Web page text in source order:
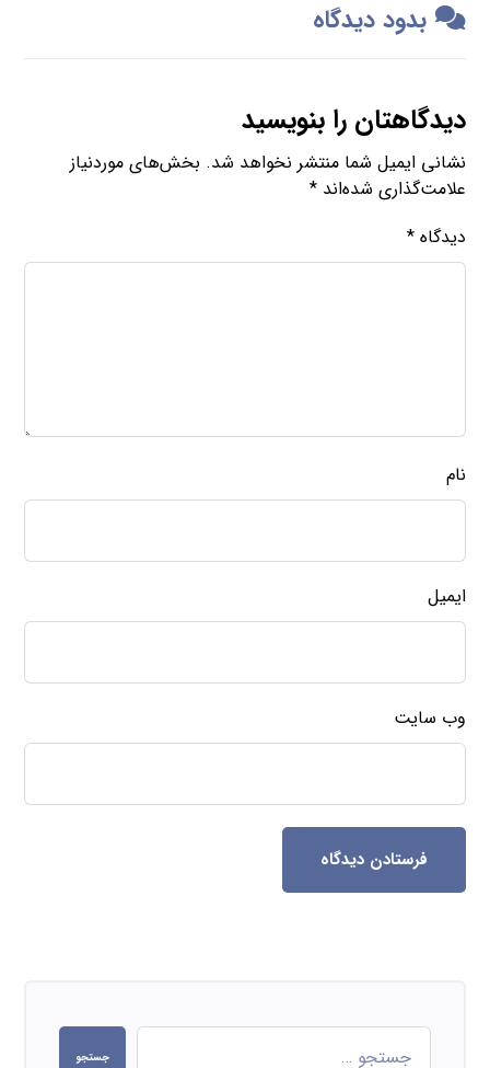
بدود دیدگاه
دیدگاهتان را بنویسید
نشانی ایمیل شما منتشر نخواهد شد. بخش‌های موردنیاز
علامت‌گذاری شده‌اند*
دیدگاه*
نام
ایمیل
وب‌ سایت
فرستادن دیدگاه
جستجو